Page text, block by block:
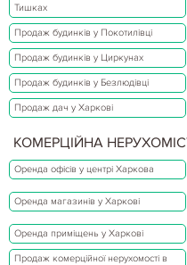
Тишках
Продаж будинків у Покотилівці
Продаж будинків у Циркунах
Продаж будинків у Безлюдівці
Продаж дач у Харкові
КОМЕРЦІЙНА
Оренда офісів у центрі Харкова
Оренда магазинів у Харкові
Оренда приміщень у Харкові
Продаж комерційної нерухомості в